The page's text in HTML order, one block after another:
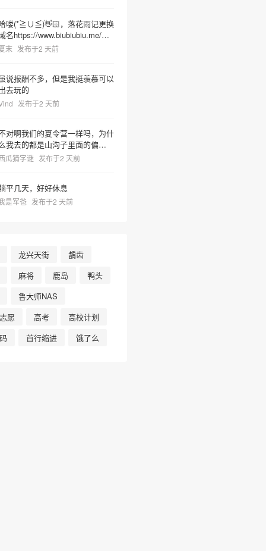
喽(*≧∪≦)👋🏻，落花雨记更换
名https://www.biubiubiu.me/，
烦更新下哦
末 发布于2 天前
说报酬不多，但是我挺羡慕可以
去玩的
发布于2 天前
对啊我们的夏令营一样吗，为什
我去的都是山沟子里面的偏僻之
但非常热很容易把人晒死然后又
瓜猜字谜 发布于2 天前
平几天，好好休息
是军爸 发布于2 天前
龙兴天街
龋齿
麻将
鹿岛
鸭头
鲁大师NAS
愿
高考
高校计划
首行缩进 饿了么